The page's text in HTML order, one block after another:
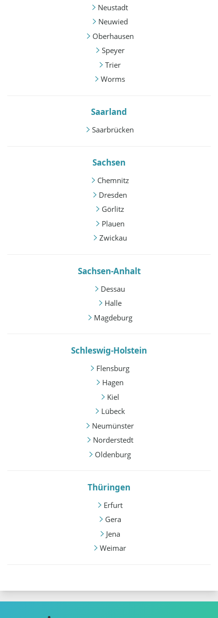
Neustadt
Neuwied
Oberhausen
Speyer
Trier
Worms
Saarland
Saarbrücken
Sachsen
Chemnitz
Dresden
Görlitz
Plauen
Zwickau
Sachsen-Anhalt
Dessau
Halle
Magdeburg
Schleswig-Holstein
Flensburg
Hagen
Kiel
Lübeck
Neumünster
Norderstedt
Oldenburg
Thüringen
Erfurt
Gera
Jena
Weimar